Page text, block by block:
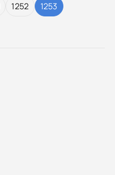
1252 1253